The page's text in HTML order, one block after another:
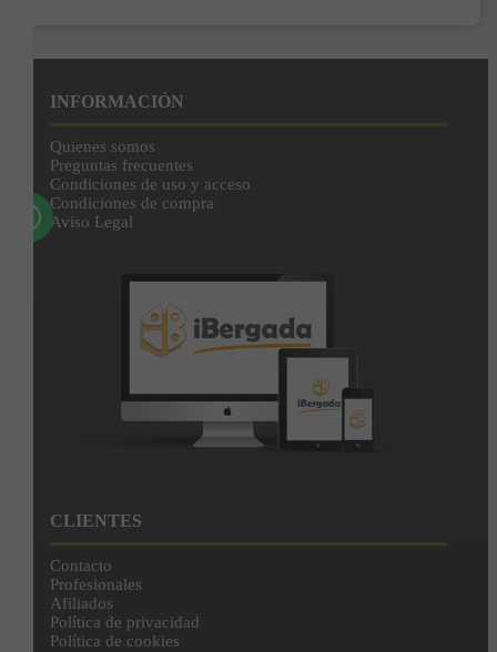
Política de Privacidad para más información.
INFORMACIÓN
Quienes somos
Preguntas frecuentes
Condiciones de uso y acceso
Condiciones de compra
Aviso Legal
CLIENTES
Contacto
Profesionales
Afiliados
Política de privacidad
Política de cookies